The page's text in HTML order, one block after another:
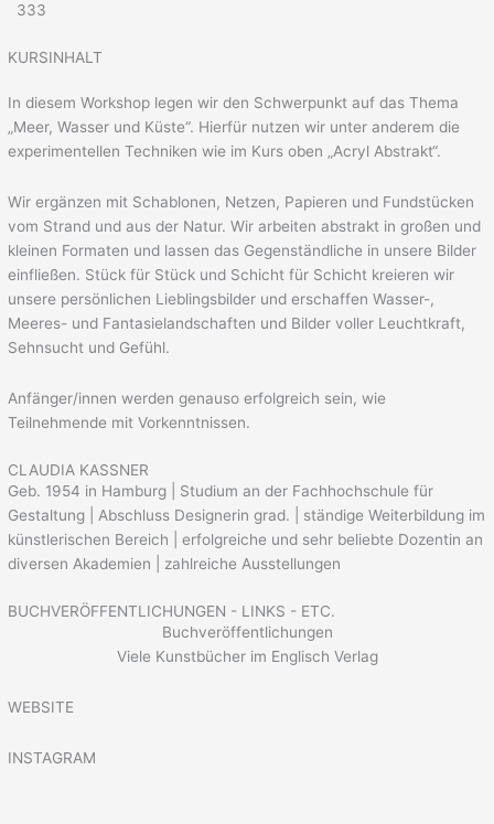
333
KURSINHALT
In diesem Workshop legen wir den Schwerpunkt auf das Thema
„Meer, Wasser und Küste“. Hierfür nutzen wir unter anderem die
experimentellen Techniken wie im Kurs oben „Acryl Abstrakt“.
Wir ergänzen mit Schablonen, Netzen, Papieren und Fundstücken
vom Strand und aus der Natur. Wir arbeiten abstrakt in großen und
kleinen Formaten und lassen das Gegenständliche in unsere Bilder
einfließen. Stück für Stück und Schicht für Schicht kreieren wir
unsere persönlichen Lieblingsbilder und erschaffen Wasser-,
Meeres- und Fantasielandschaften und Bilder voller Leuchtkraft,
Sehnsucht und Gefühl.
Anfänger/innen werden genauso erfolgreich sein, wie
Teilnehmende mit Vorkenntnissen.
CLAUDIA KASSNER
Geb. 1954 in Hamburg | Studium an der Fachhochschule für
Gestaltung | Abschluss Designerin grad. | ständige Weiterbildung im
künstlerischen Bereich | erfolgreiche und sehr beliebte Dozentin an
diversen Akademien | zahlreiche Ausstellungen
BUCHVERÖFFENTLICHUNGEN - LINKS - ETC.
Buchveröffentlichungen
Viele Kunstbücher im Englisch Verlag
WEBSITE
INSTAGRAM